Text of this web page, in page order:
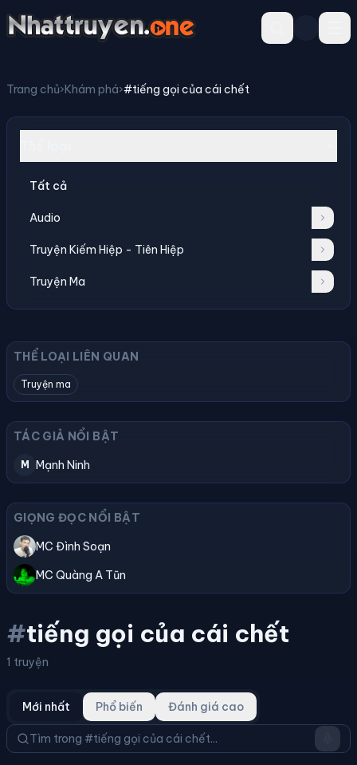
Trang chủ›Khám phá›#tiếng gọi của cái chết
Tất cả
Audio
Truyện Kiếm Hiệp - Tiên Hiệp
Truyện Ma
THỂ LOẠI LIÊN QUAN
Truyện ma
TÁC GIẢ NỔI BẬT
M Mạnh Ninh
GIỌNG ĐỌC NỔI BẬT
MC Đình Soạn
MC Quàng A Tũn
#tiếng gọi của cái chết
1 truyện
Mới nhất Phổ biến Đánh giá cao